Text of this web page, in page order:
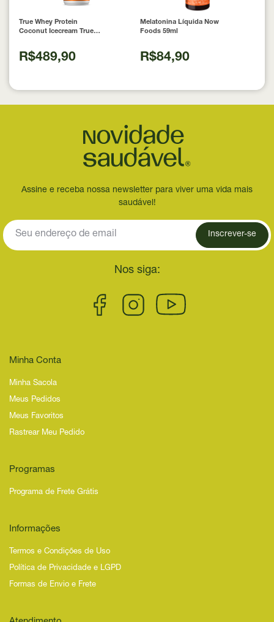
True Whey Protein
Coconut Icecream True
R$489,90
Melatonina Líquida Now
Foods 59ml
R$84,90
Assine e receba nossa newsletter para viver uma vida mais
saudável!
Inscrever-se
Nos siga:
Minha Conta
Minha Sacola
Meus Pedidos
Meus Favoritos
Rastrear Meu Pedido
Programas
Programa de Frete Grátis
Informações
Termos e Condições de Uso
Política de Privacidade e LGPD
Formas de Envio e Frete